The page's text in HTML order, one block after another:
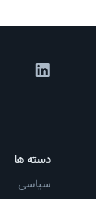
دسته ها
سیاسی